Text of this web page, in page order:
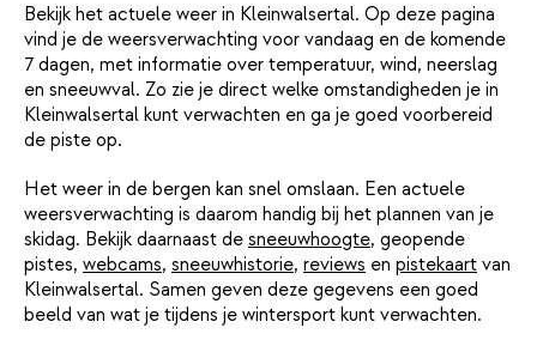
Bekijk het actuele weer in Kleinwalsertal. Op deze pagina
vind je de weersverwachting voor vandaag en de komende
7 dagen, met informatie over temperatuur, wind, neerslag
en sneeuwval. Zo zie je direct welke omstandigheden je in
Kleinwalsertal kunt verwachten en ga je goed voorbereid
de piste op.
Het weer in de bergen kan snel omslaan. Een actuele
weersverwachting is daarom handig bij het plannen van je
skidag. Bekijk daarnaast de sneeuwhoogte, geopende
pistes, webcams, sneeuwhistorie, reviews en pistekaart van
Kleinwalsertal. Samen geven deze gegevens een goed
beeld van wat je tijdens je wintersport kunt verwachten.